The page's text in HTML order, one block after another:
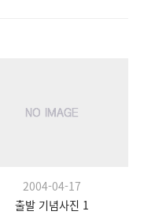
2004-04-17
출발 기념사진 1